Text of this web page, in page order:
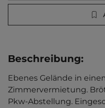
Beschreibung:
Ebenes Gelände in
Zimmervermietung.
Pkw-Abstellung.